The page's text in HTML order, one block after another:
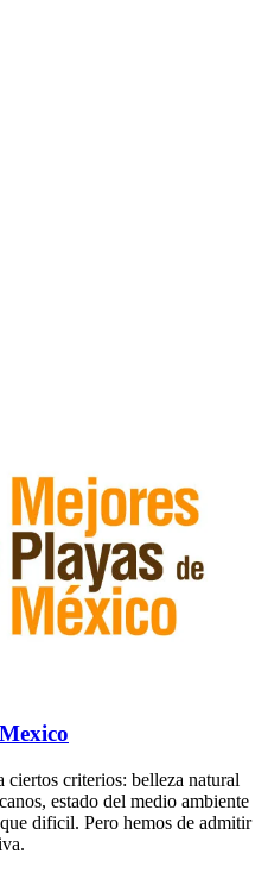
ciertos criterios: belleza natural
estado del medio ambiente
dificil. Pero hemos de admitir